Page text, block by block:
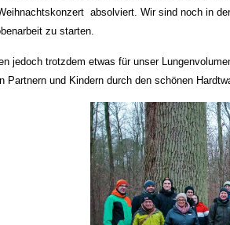
absolviert. Wir sind noch in
zu starten.
jedoch trotzdem etwas für unser
Partnern und Kindern durch den schönen